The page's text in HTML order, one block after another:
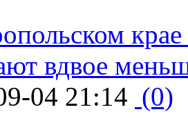
вдвое
04 21:14 (0)